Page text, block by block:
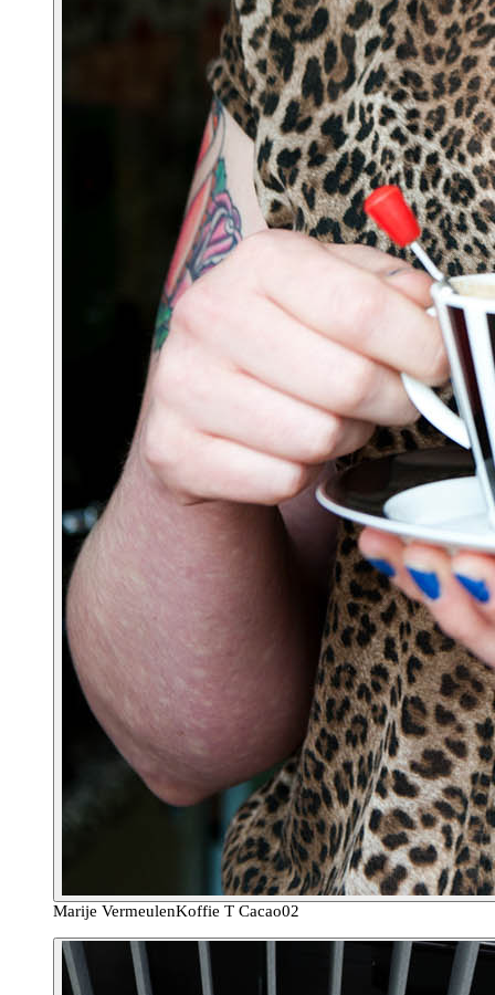
Marije VermeulenKoffie T Cacao02